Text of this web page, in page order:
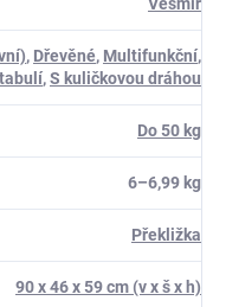
Vesmír
, Dřevěné, Multifunkční,
,S kuličkovou dráhou
Do 50 kg
6–⁠6,99 kg
Překližka
90 x 46 x 59 cm (v x š x h)